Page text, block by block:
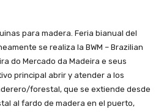
para madera. Feria bianual del
se realiza la BWM – Brazilian
do Mercado da Madeira e seus
principal abrir y atender a los
forestal, que se extiende desde
al fardo de madera en el puerto,